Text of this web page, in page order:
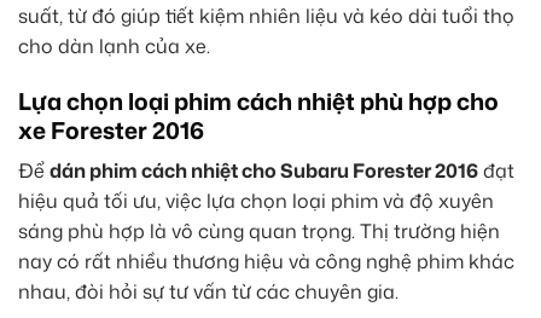
suất, từ đó giúp tiết kiệm nhiên liệu và kéo dài tuổi thọ
cho dàn lạnh của xe.
Lựa chọn loại phim cách nhiệt phù hợp cho
xe Forester 2016
Đểdán phim cách nhiệt cho Subaru Forester 2016đạt
hiệu quả tối ưu, việc lựa chọn loại phim và độ xuyên
sáng phù hợp là vô cùng quan trọng. Thị trường hiện
nay có rất nhiều thương hiệu và công nghệ phim khác
nhau, đòi hỏi sự tư vấn từ các chuyên gia.